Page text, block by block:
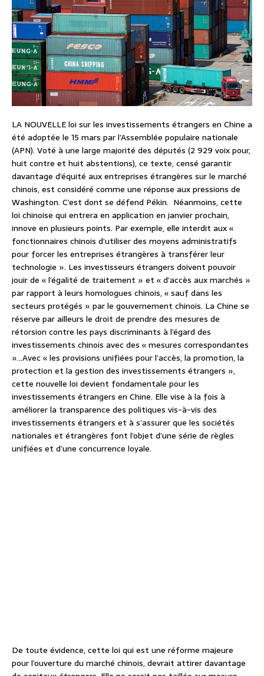
LA NOUVELLE loi sur les investissements étrangers en Chine a
été adoptée le 15 mars par l’Assemblée populaire nationale
(APN). Voté à une large majorité des députés (2 929 voix pour,
huit contre et huit abstentions), ce texte, censé garantir
davantage d’équité aux entreprises étrangères sur le marché
chinois, est considéré comme une réponse aux pressions de
Washington. C’est dont se défend Pékin. Néanmoins, cette
loi chinoise qui entrera en application en janvier prochain,
innove en plusieurs points. Par exemple, elle interdit aux «
fonctionnaires chinois d’utiliser des moyens administratifs
pour forcer les entreprises étrangères à transférer leur
technologie ». Les investisseurs étrangers doivent pouvoir
jouir de « l’égalité de traitement » et « d’accès aux marchés »
par rapport à leurs homologues chinois, « sauf dans les
secteurs protégés » par le gouvernement chinois. La Chine se
réserve par ailleurs le droit de prendre des mesures de
rétorsion contre les pays discriminants à l’égard des
investissements chinois avec des « mesures correspondantes
»…Avec « les provisions unifiées pour l’accès, la promotion, la
protection et la gestion des investissements étrangers »,
cette nouvelle loi devient fondamentale pour les
investissements étrangers en Chine. Elle vise à la fois à
améliorer la transparence des politiques vis-à-vis des
investissements étrangers et à s’assurer que les sociétés
nationales et étrangères font l’objet d’une série de règles
unifiées et d’une concurrence loyale.
De toute évidence, cette loi qui est une réforme majeure
pour l’ouverture du marché chinois, devrait attirer davantage